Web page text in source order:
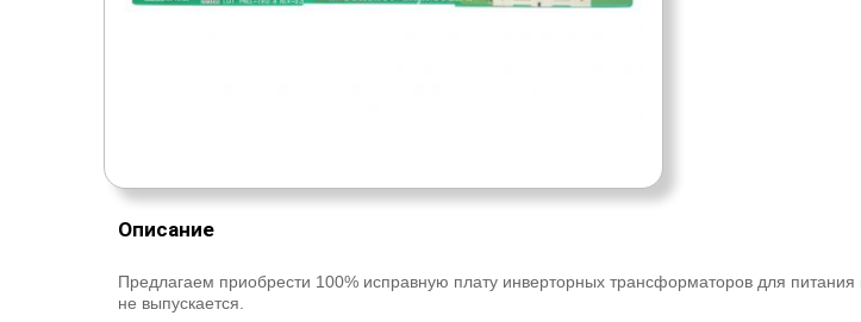
Описание
Предлагаем приобрести 100% исправную плату инверторных трансформаторов для
не выпускается.